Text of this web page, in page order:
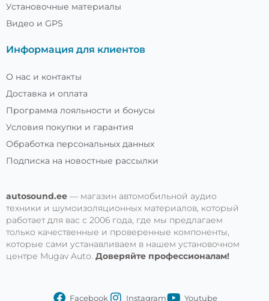
Установочные материалы
Видео и GPS
Информация для клиентов
О нас и контакты
Доставка и оплата
Программа лояльности и бонусы
Условия покупки и гарантия
Обработка персональных данных
Подписка на новостные рассылки
autosound.ee — магазин автомобильной аудио
техники и шумоизоляционных материалов, который
работает для вас с 2006 года, где мы предлагаем
только качественные и проверенные компоненты,
которые сами устанавливаем в нашем установочном
центре Mugav Auto. Доверяйте профессионалам!
Facebook Instagram Youtube